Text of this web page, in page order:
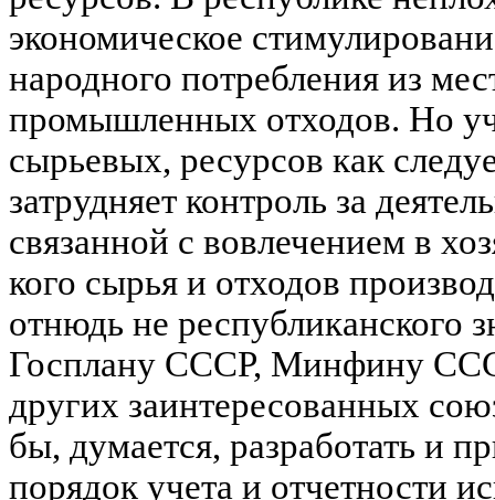
экономическое
народного потребления из
промышленных отходов. Но
сырьевых, ресурсов как
затрудняет контроль за
связанной с вовлечением в
кого сырья и отходов
отнюдь не республиканского
Госплану СССР, Минфину
других заинтересованных
бы, думается, разработать и
порядок учета и отчетности